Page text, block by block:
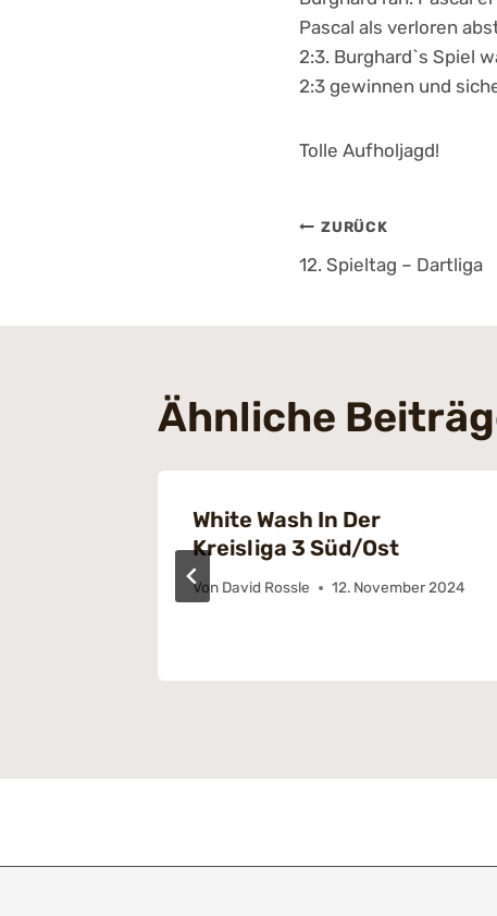
Pascal als verloren
2:3. Burghard`s Spiel
2:3 gewinnen und
Tolle Aufholjagd!
ZURÜCK
12. Spieltag – Dartliga
Ähnliche
White Wash In Der
Kreisliga 3 Süd/Ost
Von David Rossle 12. November 2024